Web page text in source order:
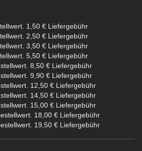
1,50 € Liefergebühr
2,50 € Liefergebühr
3,50 € Liefergebühr
5,50 € Liefergebühr
8,50 € Liefergebühr
9,90 € Liefergebühr
12,50 € Liefergebühr
14,50 € Liefergebühr
15,00 € Liefergebühr
18,00 € Liefergebühr
19,50 € Liefergebühr